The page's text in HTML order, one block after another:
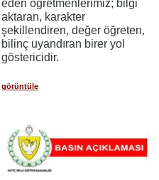
eden öğretmenlerimiz; bilgi
aktaran, karakter
şekillendiren, değer öğreten,
bilinç uyandıran birer yol
göstericidir.
görüntüle